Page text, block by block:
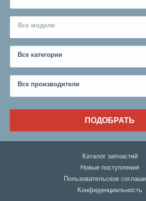
Все модели
Все категории
Все производители
ПОДОБРАТЬ
Каталог запчастей
Новые поступления
Пользовательское
Конфиденциальность